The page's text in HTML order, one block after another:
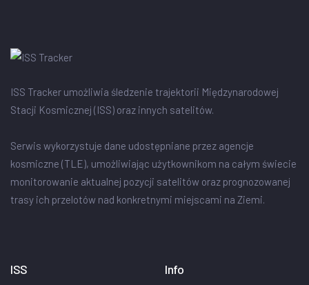
ISS Tracker umożliwia śledzenie trajektorii Międzynarodowej
Stacji Kosmicznej (ISS) oraz innych satelitów.
Serwis wykorzystuje dane udostępniane przez agencje
kosmiczne (TLE), umożliwiając użytkownikom na całym świecie
monitorowanie aktualnej pozycji satelitów oraz prognozowanej
trasy ich przelotów nad konkretnymi miejscami na Ziemi.
ISS Info